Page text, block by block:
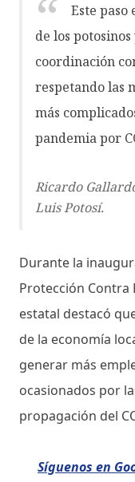
Este paso
de los
coordinación
respetando las
más
pandemia por
Ricardo
Luis Potosí.
Durante la
Protección Contra
estatal destacó
de la economía
generar más
ocasionados por
propagación del
Síguenos en